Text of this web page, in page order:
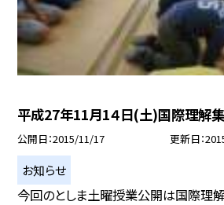
平成27年11月1４日(土)国際理解集
公開日 2015/11/17 更新日
お知らせ
今回のとしま土曜授業公開は国際理